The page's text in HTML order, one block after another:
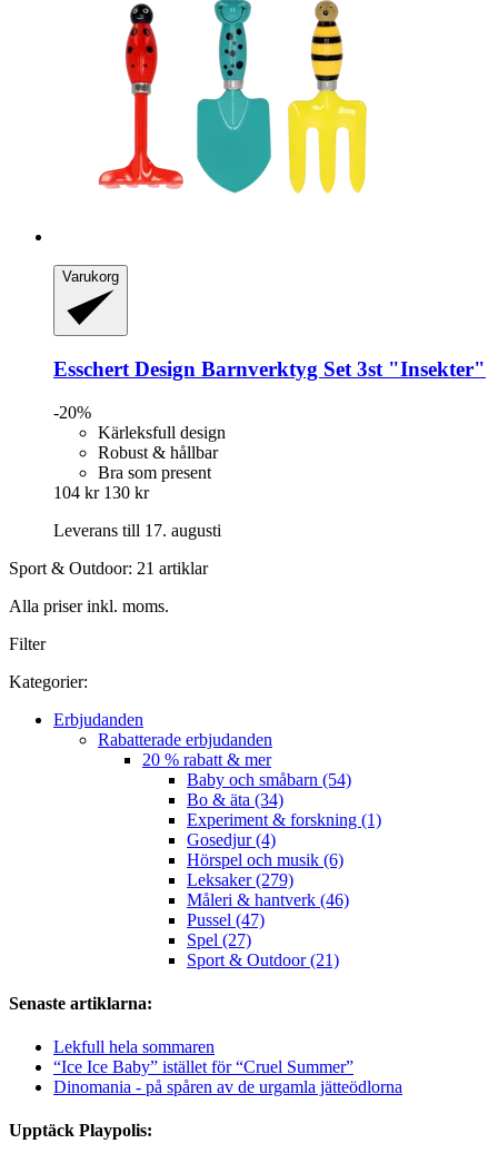
Varukorg
Esschert Design Barnverktyg Set 3st "Insekter"
-20%
Kärleksfull design
Robust & hållbar
Bra som present
104 kr 130 kr
Leverans till 17. augusti
Sport & Outdoor: 21 artiklar
Alla priser inkl. moms.
Filter
Kategorier:
Erbjudanden
Rabatterade erbjudanden
20 % rabatt & mer
Baby och småbarn (54)
Bo & äta (34)
Experiment & forskning (1)
Gosedjur (4)
Hörspel och musik (6)
Leksaker (279)
Måleri & hantverk (46)
Pussel (47)
Spel (27)
Sport & Outdoor (21)
Senaste artiklarna:
Lekfull hela sommaren
“Ice Ice Baby” istället för “Cruel Summer”
Dinomania - på spåren av de urgamla jätteödlorna
Upptäck Playpolis: